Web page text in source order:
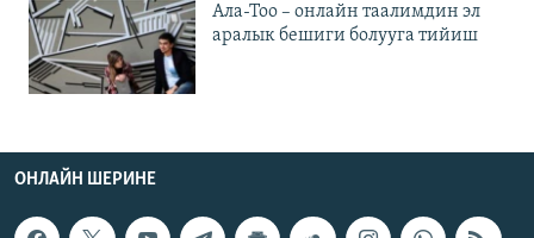
Ала-Тоо – онлайн таалимдин эл
аралык бешиги болууга тийиш
ОНЛАЙН ШЕРИНЕ